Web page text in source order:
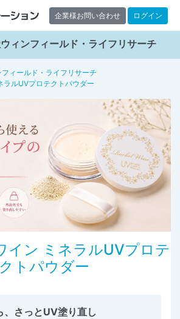
企業様お問い合わせ ログイン
ィンフィールド・ライフリサーチ
ィールド・ライフリサーチ
ラルUVプロテクトパウダー
イン ミネラルUVプロテ
クトパウダー
、さっとUV塗り直し